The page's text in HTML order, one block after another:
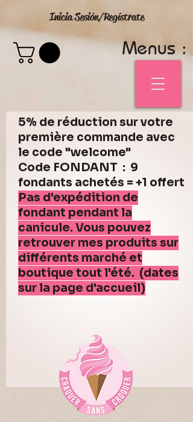
Inicia Sesión/Regístrate
Menus :
5% de réduction sur votre
première commande avec
le code "welcome"
Code FONDANT : 9
fondants achetés = +1 offert
Pas d'expédition de
fondant pendant la
canicule. Vous pouvez
retrouver mes produits sur
différents marché et
boutique tout l'été. (dates
sur la page d'accueil)